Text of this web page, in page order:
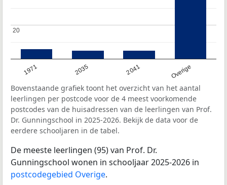
1971 2035 2041 Overige
20
20
Bovenstaande grafiek toont het overzicht van het aantal
leerlingen per postcode voor de 4 meest voorkomende
postcodes van de huisadressen van de leerlingen van Prof.
Dr. Gunningschool in 2025-2026. Bekijk de data voor de
eerdere schooljaren in de tabel.
De meeste leerlingen (95) van Prof. Dr.
Gunningschool wonen in schooljaar 2025-2026 in
postcodegebied Overige.